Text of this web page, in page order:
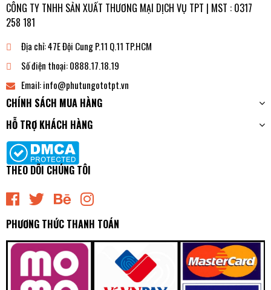
CÔNG TY TNHH SẢN XUẤT THƯƠNG MẠI DỊCH VỤ TPT | MST : 0317
258 181
Địa chỉ:47E Đội Cung P.11 Q.11 TP.HCM
Số điện thoại:0888.17.18.19
Email:info@phutungototpt.vn
CHÍNH SÁCH MUA HÀNG
HỖ TRỢ KHÁCH HÀNG
THEO DÕI CHÚNG TÔI
PHƯƠNG THỨC THANH TOÁN